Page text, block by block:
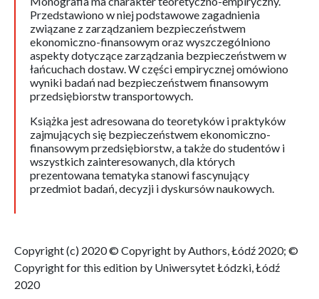
Przedstawiono w niej podstawowe zagadnienia
związane z zarządzaniem bezpieczeństwem
ekonomiczno-finansowym oraz wyszczególniono
aspekty dotyczące zarządzania bezpieczeństwem w
łańcuchach dostaw. W części empirycznej omówiono
wyniki badań nad bezpieczeństwem finansowym
przedsiębiorstw transportowych.
Książka jest adresowana do teoretyków i praktyków
zajmujących się bezpieczeństwem ekonomiczno-
finansowym przedsiębiorstw, a także do studentów i
wszystkich zainteresowanych, dla których
prezentowana tematyka stanowi fascynujący
przedmiot badań, decyzji i dyskursów naukowych.
Copyright (c) 2020 © Copyright by Authors, Łódź 2020; ©
Copyright for this edition by Uniwersytet Łódzki, Łódź
2020